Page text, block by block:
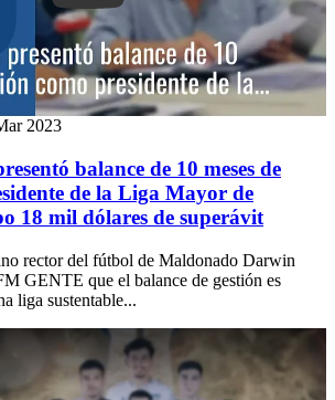
2023
balance de 10 meses de
de la Liga Mayor de
18 mil dólares de superávit
rector del fútbol de Maldonado Darwin
GENTE que el balance de gestión es
liga sustentable...